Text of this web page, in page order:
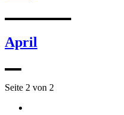
April
Seite 2 von 2